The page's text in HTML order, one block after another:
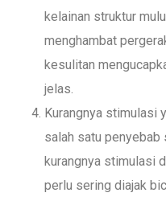
kelainan struktur
menghambat
kesulitan
jelas.
Kurangnya stimulasi
salah satu penyebab
kurangnya stimulasi
perlu sering diajak